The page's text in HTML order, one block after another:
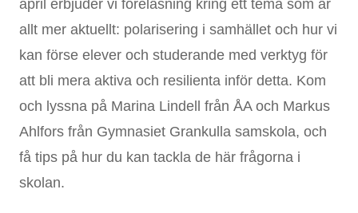
april erbjuder vi föreläsning kring ett tema som är
allt mer aktuellt: polarisering i samhället och hur vi
kan förse elever och studerande med verktyg för
att bli mera aktiva och resilienta inför detta. Kom
och lyssna på Marina Lindell från ÅA och Markus
Ahlfors från Gymnasiet Grankulla samskola, och
få tips på hur du kan tackla de här frågorna i
skolan.